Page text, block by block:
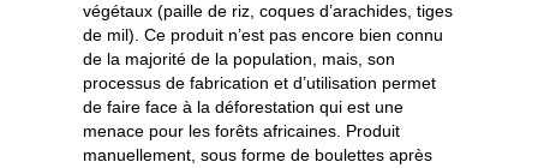
végétaux (paille de riz, coques d’arachides, tiges
de mil). Ce produit n’est pas encore bien connu
de la majorité de la population, mais, son
processus de fabrication et d’utilisation permet
de faire face à la déforestation qui est une
menace pour les forêts africaines. Produit
manuellement, sous forme de boulettes après